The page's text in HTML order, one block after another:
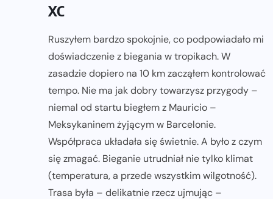
XC
Ruszyłem bardzo spokojnie, co podpowiadało mi
doświadczenie z biegania w tropikach. W
zasadzie dopiero na 10 km zacząłem kontrolować
tempo. Nie ma jak dobry towarzysz przygody –
niemal od startu biegłem z Mauricio –
Meksykaninem żyjącym w Barcelonie.
Współpraca układała się świetnie. A było z czym
się zmagać. Bieganie utrudniał nie tylko klimat
(temperatura, a przede wszystkim wilgotność).
Trasa była – delikatnie rzecz ujmując –